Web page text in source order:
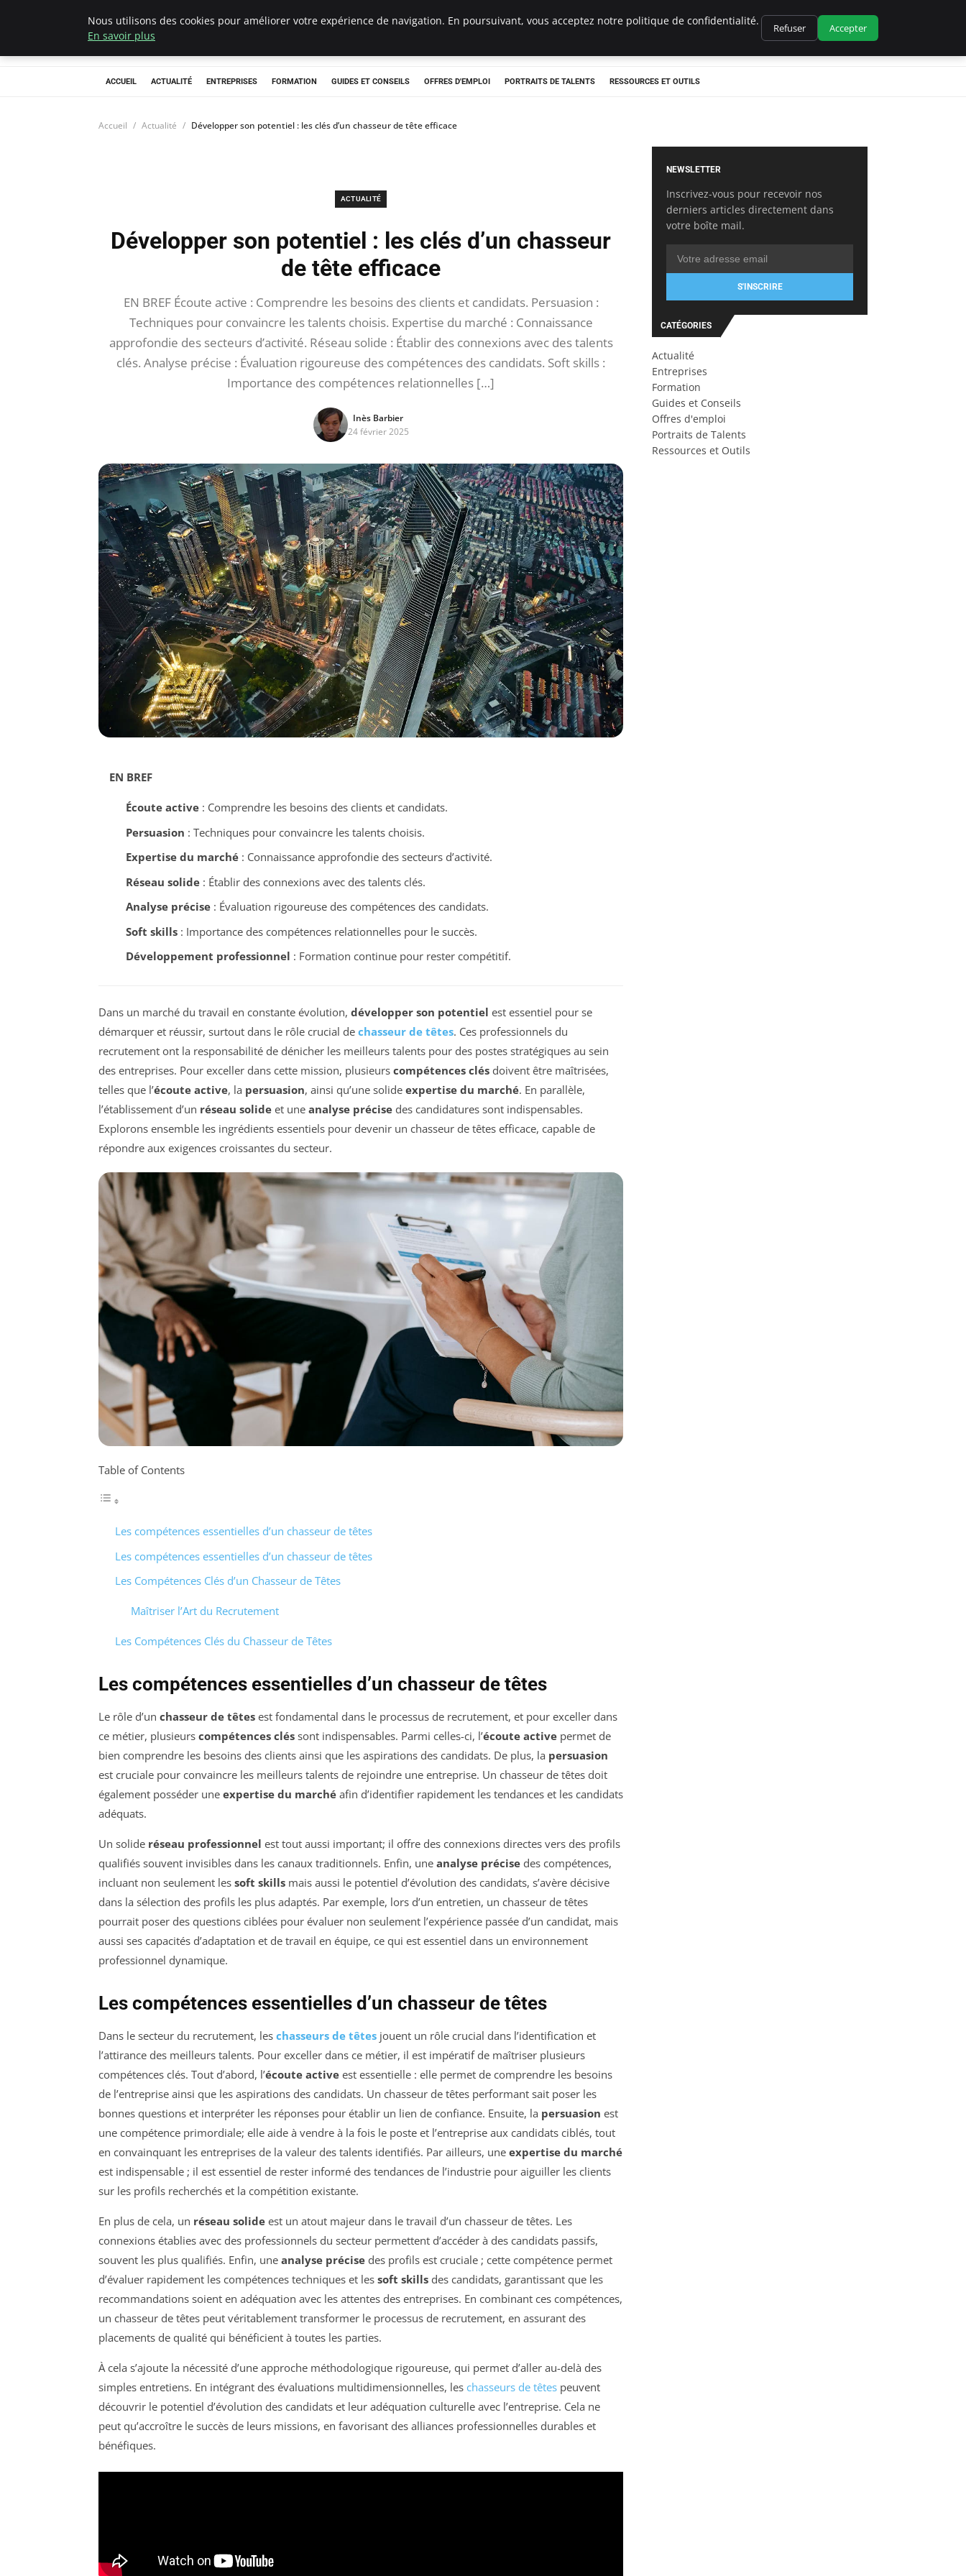
Chasseur De Tête
ACCUEIL ACTUALITÉ ENTREPRISES FORMATION GUIDES ET CONSEILS OFFRES D'EMPLOI PORTRAITS DE TALENTS RESSOURCES ET OUTILS
Accueil Actualité Développer son potentiel : les clés d’un chasseur de tête efficace
ACTUALITÉ
Développer son potentiel : les clés d’un chasseur
de tête efficace
EN BREF Écoute active : Comprendre les besoins des clients et candidats. Persuasion :
Techniques pour convaincre les talents choisis. Expertise du marché : Connaissance
approfondie des secteurs d’activité. Réseau solide : Établir des connexions avec des talents
clés. Analyse précise : Évaluation rigoureuse des compétences des candidats. Soft skills :
Importance des compétences relationnelles […]
Inès Barbier
24 février 2025
EN BREF
Écoute active: Comprendre les besoins des clients et candidats.
Persuasion : Techniques pour convaincre les talents choisis.
Expertise du marché: Connaissance approfondie des secteurs d’activité.
Réseau solide: Établir des connexions avec des talents clés.
Analyse précise: Évaluation rigoureuse des compétences des candidats.
Soft skills: Importance des compétences relationnelles pour le succès.
Développement professionnel : Formation continue pour rester compétitif.
Dans un marché du travail en constante évolution, développer son potentiel est essentiel pour se
démarquer et réussir, surtout dans le rôle crucial de chasseur de têtes. Ces professionnels du
recrutement ont la responsabilité de dénicher les meilleurs talents pour des postes stratégiques au sein
des entreprises. Pour exceller dans cette mission, plusieurs compétences clés doivent être maîtrisées,
telles que l’écoute active, la persuasion, ainsi qu’une solide expertise du marché. En parallèle,
l’établissement d’un réseau solide et une analyse précise des candidatures sont indispensables.
Explorons ensemble les ingrédients essentiels pour devenir un chasseur de têtes efficace, capable de
répondre aux exigences croissantes du secteur.
Table of Contents
Les compétences essentielles d’un chasseur de têtes
Les compétences essentielles d’un chasseur de têtes
Les Compétences Clés d’un Chasseur de Têtes
Maîtriser l’Art du Recrutement
Les Compétences Clés du Chasseur de Têtes
Les compétences essentielles d’un chasseur de têtes
Le rôle d’un chasseur de têtes est fondamental dans le processus de recrutement, et pour exceller dans
ce métier, plusieurs compétences clés sont indispensables. Parmi celles-ci, l’écoute active permet de
bien comprendre les besoins des clients ainsi que les aspirations des candidats. De plus, la persuasion
est cruciale pour convaincre les meilleurs talents de rejoindre une entreprise. Un chasseur de têtes doit
également posséder une expertise du marché afin d’identifier rapidement les tendances et les candidats
adéquats.
Un solide réseau professionnel est tout aussi important; il offre des connexions directes vers des profils
qualifiés souvent invisibles dans les canaux traditionnels. Enfin, une analyse précise des compétences,
incluant non seulement les soft skills mais aussi le potentiel d’évolution des candidats, s’avère décisive
dans la sélection des profils les plus adaptés. Par exemple, lors d’un entretien, un chasseur de têtes
pourrait poser des questions ciblées pour évaluer non seulement l’expérience passée d’un candidat, mais
aussi ses capacités d’adaptation et de travail en équipe, ce qui est essentiel dans un environnement
professionnel dynamique.
Les compétences essentielles d’un chasseur de têtes
Dans le secteur du recrutement, les chasseurs de têtes jouent un rôle crucial dans l’identification et
l’attirance des meilleurs talents. Pour exceller dans ce métier, il est impératif de maîtriser plusieurs
compétences clés. Tout d’abord, l’écoute active est essentielle : elle permet de comprendre les besoins
de l’entreprise ainsi que les aspirations des candidats. Un chasseur de têtes performant sait poser les
bonnes questions et interpréter les réponses pour établir un lien de confiance. Ensuite, la persuasion est
une compétence primordiale; elle aide à vendre à la fois le poste et l’entreprise aux candidats ciblés, tout
en convainquant les entreprises de la valeur des talents identifiés. Par ailleurs, une expertise du marché
est indispensable ; il est essentiel de rester informé des tendances de l’industrie pour aiguiller les clients
sur les profils recherchés et la compétition existante.
En plus de cela, un réseau solide est un atout majeur dans le travail d’un chasseur de têtes. Les
connexions établies avec des professionnels du secteur permettent d’accéder à des candidats passifs,
souvent les plus qualifiés. Enfin, une analyse précise des profils est cruciale ; cette compétence permet
d’évaluer rapidement les compétences techniques et les soft skills des candidats, garantissant que les
recommandations soient en adéquation avec les attentes des entreprises. En combinant ces compétences,
un chasseur de têtes peut véritablement transformer le processus de recrutement, en assurant des
placements de qualité qui bénéficient à toutes les parties.
À cela s’ajoute la nécessité d’une approche méthodologique rigoureuse, qui permet d’aller au-delà des
simples entretiens. En intégrant des évaluations multidimensionnelles, les chasseurs de têtes peuvent
découvrir le potentiel d’évolution des candidats et leur adéquation culturelle avec l’entreprise. Cela ne
peut qu’accroître le succès de leurs missions, en favorisant des alliances professionnelles durables et
bénéfiques.
NEWSLETTER
Inscrivez-vous pour recevoir nos
derniers articles directement dans
votre boîte mail.
S'INSCRIRE
CATÉGORIES
Actualité
Entreprises
Formation
Guides et Conseils
Offres d'emploi
Portraits de Talents
Ressources et Outils
Nous utilisons des cookies pour améliorer votre expérience de navigation. En poursuivant, vous acceptez notre politique de confidentialité.
En savoir plus
Refuser Accepter